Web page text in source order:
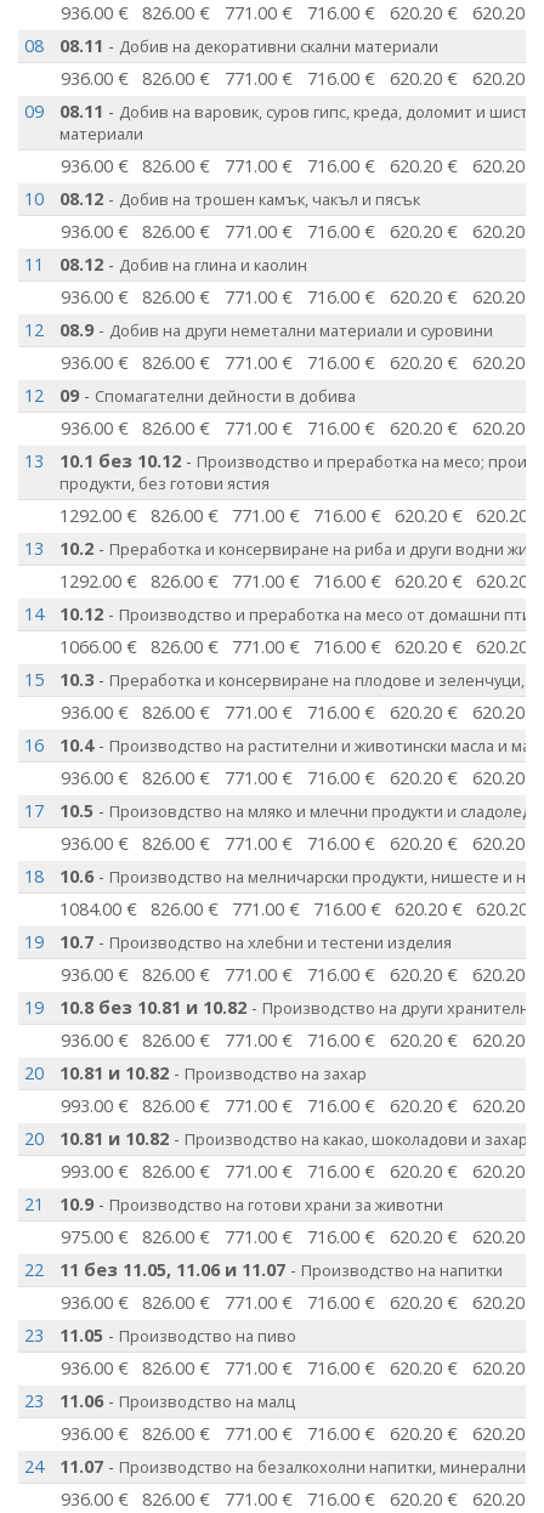
936.00 € 826.00 € 771.00 € 716.00 € 620.20 €
620.20 €
08
08.11 - Добив на декоративни скални материали
936.00 € 826.00 € 771.00 € 716.00 € 620.20 €
620.20 €
09
08.11 - Добив на варовик, суров гипс, креда, доломит и шисти
материали
936.00 € 826.00 € 771.00 € 716.00 € 620.20 €
620.20 €
10
08.12- Добив на трошен камък, чакъл и пясък
936.00 € 826.00 € 771.00 € 716.00 € 620.20 €
620.20 €
11
08.12- Добив на глина и каолин
936.00 € 826.00 € 771.00 € 716.00 € 620.20 €
620.20 €
12
08.9- Добив на други неметални материали и суровини
936.00 € 826.00 € 771.00 € 716.00 € 620.20 €
620.20 €
12
09- Спомагателни дейности в добива
936.00 € 826.00 € 771.00 € 716.00 € 620.20 €
620.20 €
13
10.1 без 10.12- Производство и преработка на месо;
продукти, без готови ястия
1292.00 € 826.00 € 771.00 € 716.00 € 620.20 € 620.20 €
13
10.2- Преработка и консервиране на риба и други водни
1292.00 € 826.00 € 771.00 € 716.00 € 620.20 € 620.20 €
14
10.12- Производство и преработка на месо от домашни
1066.00 € 826.00 € 771.00 € 716.00 € 620.20 € 620.20 €
15
10.3- Преработка и консервиране на плодове и зеленчуци,
936.00 € 826.00 € 771.00 € 716.00 € 620.20 €
620.20 €
16
10.4- Производство на растителни и животински масла и
936.00 € 826.00 € 771.00 € 716.00 € 620.20 €
620.20 €
17
10.5 - Произовдство на мляко и млечни продукти и сладолед
936.00 € 826.00 € 771.00 € 716.00 € 620.20 €
620.20 €
18
10.6- Производство на мелничарски продукти, нишесте и
1084.00 € 826.00 € 771.00 € 716.00 € 620.20 € 620.20 €
19
10.7- Производство на хлебни и тестени изделия
936.00 € 826.00 € 771.00 € 716.00 € 620.20 €
620.20 €
19
10.8 без 10.81 и 10.82- Производство на други хранителни
936.00 € 826.00 € 771.00 € 716.00 € 620.20 €
620.20 €
20
10.81 и 10.82- Производство на захар
993.00 € 826.00 € 771.00 € 716.00 € 620.20 €
620.20 €
20
10.81 и 10.82- Производство на какао, шоколадови и
993.00 € 826.00 € 771.00 € 716.00 € 620.20 €
620.20 €
21
10.9- Производство на готови храни за животни
975.00 € 826.00 € 771.00 € 716.00 € 620.20 €
620.20 €
22
11 без 11.05, 11.06 и 11.07- Производство на напитки
936.00 € 826.00 € 771.00 € 716.00 € 620.20 €
620.20 €
23
11.05 - Производство на пиво
936.00 € 826.00 € 771.00 € 716.00 € 620.20 €
620.20 €
23
11.06- Производство на малц
936.00 € 826.00 € 771.00 € 716.00 € 620.20 €
620.20 €
24
11.07- Производство на безалкохолни напитки, минерални
936.00 € 826.00 € 771.00 € 716.00 € 620.20 €
620.20 €